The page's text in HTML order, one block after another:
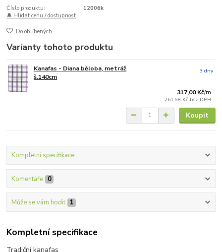
Číslo produktu:
12006k
🔔 Hlídat cenu / dostupnost
Do oblíbených
Varianty tohoto produktu
Kanafas - Diana běloba, metráž
š.140cm
317,00 Kč/m
261,98 Kč bez DPH
3 dny
Koupit
Kompletní specifikace
Komentáře 0
Může se vám hodit 1
Kompletní specifikace
Tradiční kanafas